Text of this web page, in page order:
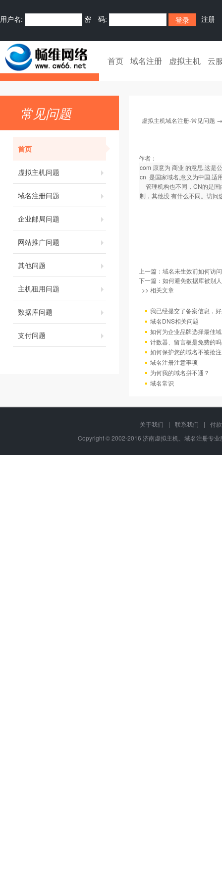
用户名: 密 码: 注册
首页 域名注册 虚拟主机 云
常见问题
首页
虚拟主机问题
域名注册问题
企业邮局问题
网站推广问题
其他问题
主机租用问题
数据库问题
支付问题
虚拟主机域名注册-常见问题
作者：
com 原意为 商业 的意思,这是
cn 是国家域名,意义为中国,适
管理机构也不同，CN的是国
制，其他没 有什么不同。访问
上一篇： 域名未生效前如何访
下一篇： 如何避免数据库被别
>> 相关文章
我已经提交了备案信息，
域名DNS相关问题
如何为企业品牌选择最佳
计数器、留言板是免费的
如何保护您的域名不被抢注
域名注册注意事项
为何我的域名拼不通？
域名常识
关于我们 | 联系我们 |
付
Copyright © 2002-2016 济南虚拟主机、域名注册专